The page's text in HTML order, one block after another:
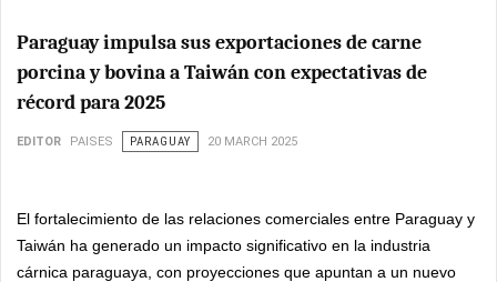
Paraguay impulsa sus exportaciones de carne
porcina y bovina a Taiwán con expectativas de
récord para 2025
EDITOR PAISES PARAGUAY 20 MARCH 2025
El fortalecimiento de las relaciones comerciales entre Paraguay y
Taiwán ha generado un impacto significativo en la industria
cárnica paraguaya, con proyecciones que apuntan a un nuevo